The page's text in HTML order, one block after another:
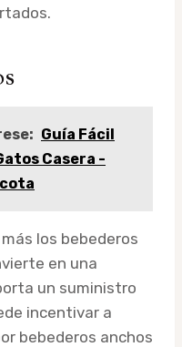
Guía Fácil
Casera -
los bebederos
en una
un suministro
incentivar a
bebederos anchos